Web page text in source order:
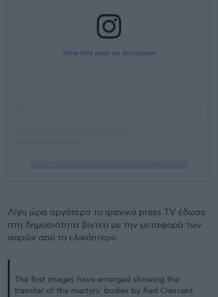
View this post on Instagram
Λίγη ώρα αργότερα το ιρανικό press TV έδωσε
στη δημοσιότητα βίντεο με την μεταφορά των
σορών από το ελικόπτερο
The first images have emerged showing the
transfer of the martyrs' bodies by Red Crescent